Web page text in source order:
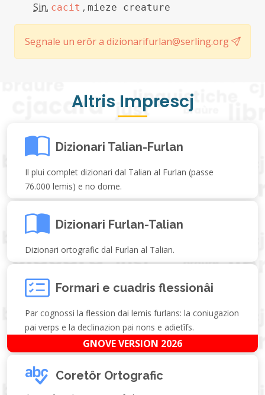
Sin. cacit , mieze creature
Segnale un erôr a dizionarifurlan@serling.org
Altris Imprescj
Dizionari Talian-Furlan
Il plui complet dizionari dal Talian al Furlan (passe
76.000 lemis) e no dome.
Dizionari Furlan-Talian
Dizionari ortografic dal Furlan al Talian.
Formari e cuadris flessionâi
Par cognossi la flession dai lemis furlans: la coniugazion
pai verps e la declinazion pai nons e adietîfs.
GNOVE VERSION 2026
Coretôr Ortografic